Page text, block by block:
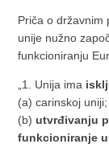
Priča o državnim
unije nužno
funkcioniranju
„1. Unija ima
(a) carinskoj uniji;
(b)utvrđivanju
funkcioniranje